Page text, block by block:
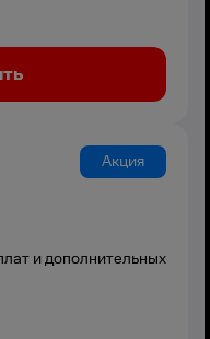
Акция
и дополнительных